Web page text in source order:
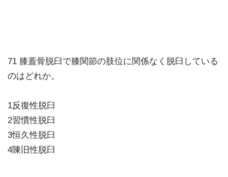
71 膝蓋骨脱臼で膝関節の肢位に関係なく脱臼している
のはどれか。
1反復性脱臼
2習慣性脱臼
3恒久性脱臼
4陳旧性脱臼